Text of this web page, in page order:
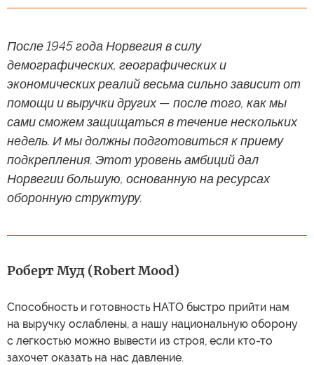
После 1945 года Норвегия в силу
демографических, географических и
экономических реалий весьма сильно зависит от
помощи и выручки других — после того, как мы
сами сможем защищаться в течение нескольких
недель. И мы должны подготовиться к приему
подкрепления. Этот уровень амбиций дал
Норвегии большую, основанную на ресурсах
оборонную структуру.
Роберт Муд (Robert Mood)
Способность и готовность НАТО быстро прийти нам
на выручку ослаблены, а нашу национальную оборону
с легкостью можно вывести из строя, если кто-то
захочет оказать на нас давление.